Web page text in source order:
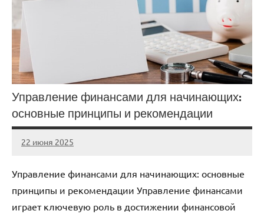
Управление финансами для начинающих:
основные принципы и рекомендации
22 июня 2025
stroicomplex
Нет
Управление финансами для начинающих: основные
принципы и рекомендации Управление финансами
играет ключевую роль в достижении финансовой